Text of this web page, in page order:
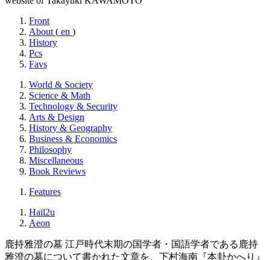
Front
About ( en )
History
Pcs
Favs
World & Society
Science & Math
Technology & Security
Arts & Design
History & Geography
Business & Economics
Philosophy
Miscellaneous
Book Reviews
Features
Hail2u
Aeon
鹿持雅澄の墓 江戸時代末期の国学者・国語学者である鹿持
雅澄の墓について書かれた文章を、下村海南『本卦かへり』